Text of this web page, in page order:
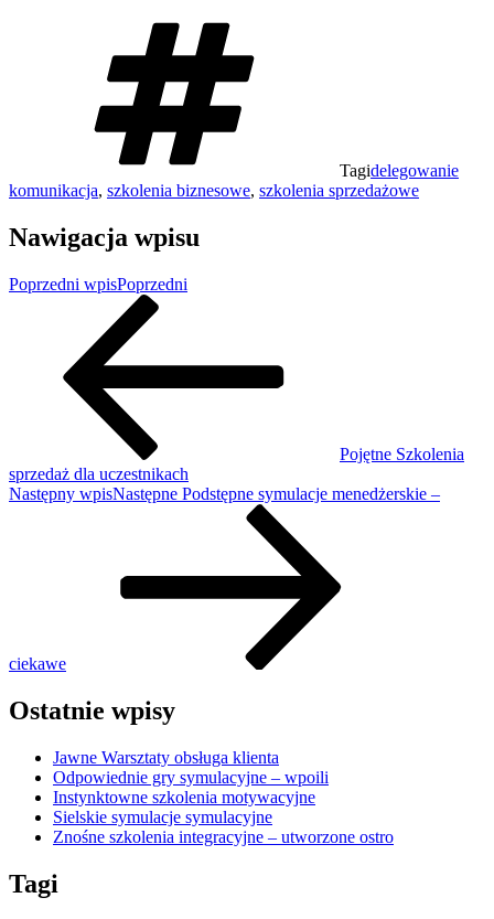
Tagidelegowanie
komunikacja, szkolenia biznesowe, szkolenia sprzedażowe
Nawigacja wpisu
Poprzedni wpisPoprzedni
Pojętne Szkolenia
sprzedaż dla uczestnikach
Następny wpisNastępne Podstępne symulacje menedżerskie –
ciekawe
Ostatnie wpisy
Jawne Warsztaty obsługa klienta
Odpowiednie gry symulacyjne – wpoili
Instynktowne szkolenia motywacyjne
Sielskie symulacje symulacyjne
Znośne szkolenia integracyjne – utworzone ostro
Tagi